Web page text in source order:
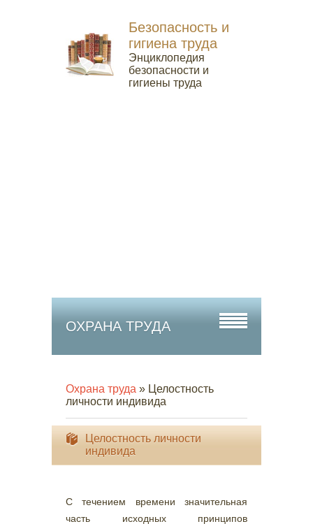
Безопасность и
гигиена труда
Энциклопедия
безопасности и
гигиены труда
ОХРАНА ТРУДА
Охрана труда » Целостность
личности индивида
Целостность личности
индивида
С течением времени значительная
часть исходных принципов